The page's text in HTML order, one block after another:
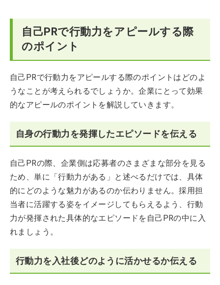
自己PRで行動力をアピールする際
のポイント
自己PRで行動力をアピールする際のポイントはどのよ
うなことが考えられるでしょうか。企業にとって効果
的なアピールのポイントを解説していきます。
自身の行動力を発揮したエピソードを伝える
自己PRの際、企業側は応募者のさまざまな部分を見る
ため、単に「行動力がある」と述べるだけでは、具体
的にどのような魅力があるのか伝わりません。採用担
当者に活躍する姿をイメージしてもらえるよう、行動
力が発揮された具体的なエピソードを自己PRの中に入
れましょう。
行動力を入社後どのように活かせるか伝える